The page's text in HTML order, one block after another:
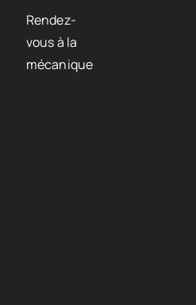
Rendez-
vous à la
mécanique